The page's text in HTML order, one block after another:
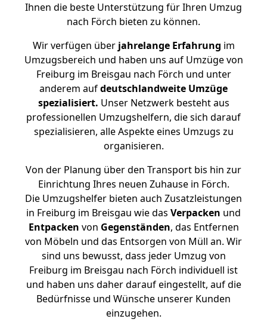
Ihnen die beste Unterstützung für Ihren Umzug
nach Förch bieten zu können.
Wir verfügen überjahrelange Erfahrung im
Umzugsbereich und haben uns auf Umzüge von
Freiburg im Breisgau nach Förch und unter
anderem aufdeutschlandweite Umzüge
spezialisiert. Unser Netzwerk besteht aus
professionellen Umzugshelfern, die sich darauf
spezialisieren, alle Aspekte eines Umzugs zu
organisieren.
Von der Planung über den Transport bis hin zur
Einrichtung Ihres neuen Zuhause in Förch.
Die Umzugshelfer bieten auch Zusatzleistungen
in Freiburg im Breisgau wie das Verpacken und
Entpacken von Gegenständen, das Entfernen
von Möbeln und das Entsorgen von Müll an. Wir
sind uns bewusst, dass jeder Umzug von
Freiburg im Breisgau nach Förch individuell ist
und haben uns daher darauf eingestellt, auf die
Bedürfnisse und Wünsche unserer Kunden
einzugehen.